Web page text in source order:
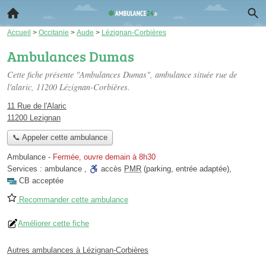
Accueil > Occitanie > Aude > Lézignan-Corbières
Ambulances Dumas
Cette fiche présente "Ambulances Dumas", ambulance située rue de
l'alaric, 11200 Lézignan-Corbières.
11 Rue de l'Alaric
11200 Lezignan
📞 Appeler cette ambulance
Ambulance - Fermée, ouvre demain à 8h30
Services : ambulance , accès PMR (parking, entrée adaptée),
CB acceptée
Recommander cette ambulance
Améliorer cette fiche
Autres ambulances à Lézignan-Corbières